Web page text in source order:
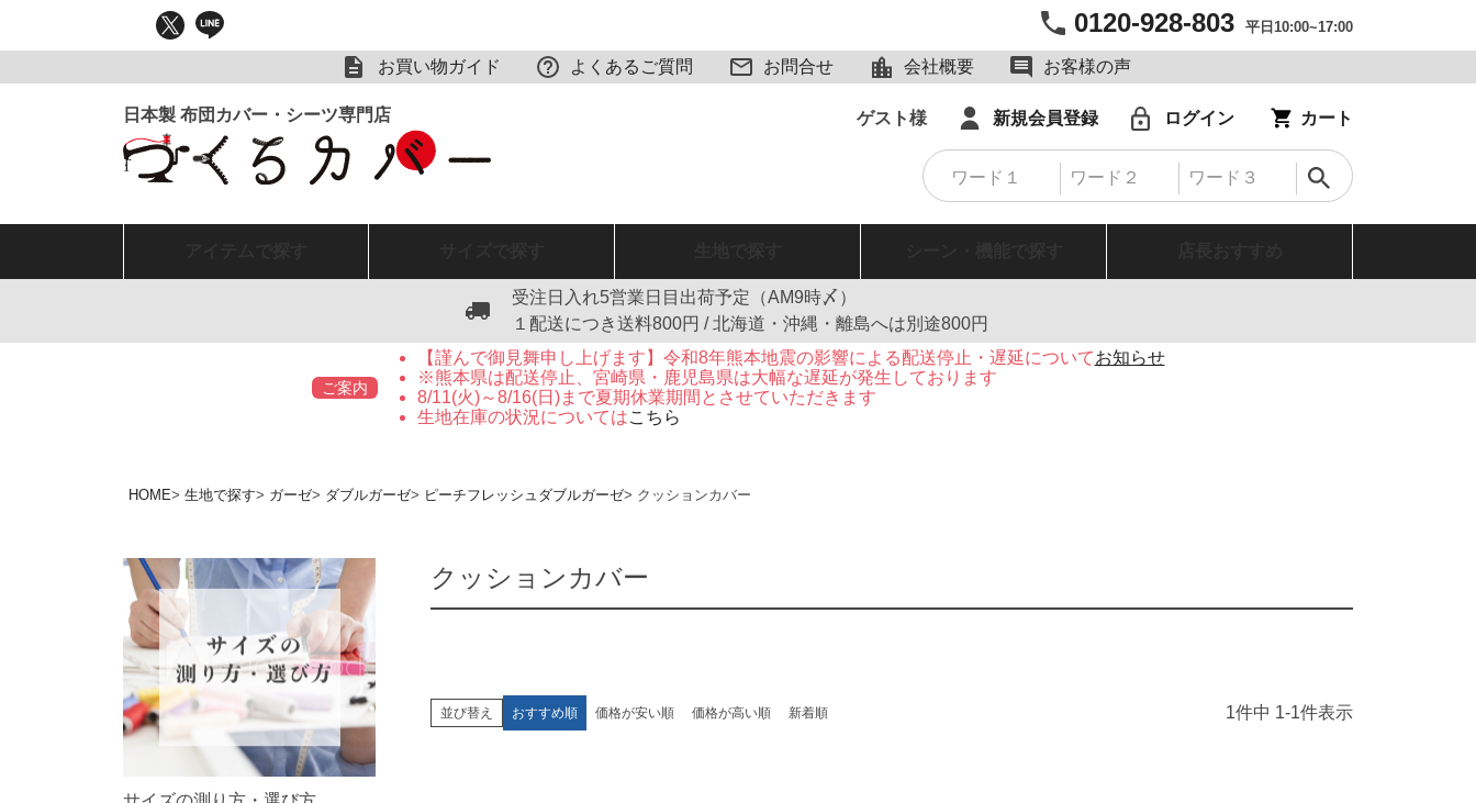
0120-928-803 平日10:00~17:00
お買い物ガイド よくあるご質問 お問合せ 会社概要 お客様の声
ゲスト様 新規会員登録 ログイン カート
受注日入れ5営業日目出荷予定（AM9時〆）
１配送につき送料800円 / 北海道・沖縄・離島へは別途800円
ご案内
【謹んで御見舞申し上げます】令和8年熊本地震の影響による配送停止・遅延についてお知らせ
※熊本県は配送停止、宮崎県・鹿児島県は大幅な遅延が発生しております
8/11(火)～8/16(日)まで夏期休業期間とさせていただきます
生地在庫の状況についてはこちら
HOME 生地で探す ガーゼ ダブルガーゼ ピーチフレッシュダブルガーゼ クッションカバー
クッションカバー
並び替え おすすめ順 価格が安い順 価格が高い順 新着順 1件中 1-1件表示